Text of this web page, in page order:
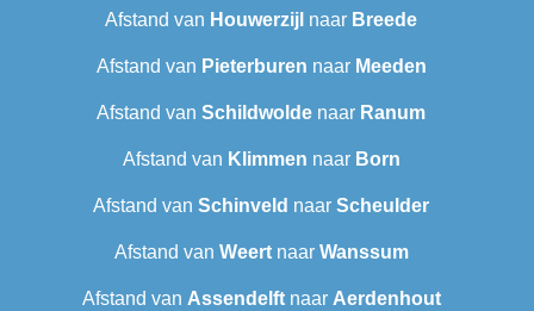
Afstand van Houwerzijl naar Breede
Afstand van Pieterburen naar Meeden
Afstand van Schildwolde naar Ranum
Afstand van Klimmen naar Born
Afstand van Schinveld naar Scheulder
Afstand van Weertnaar Wanssum
Afstand van Assendelftnaar Aerdenhout